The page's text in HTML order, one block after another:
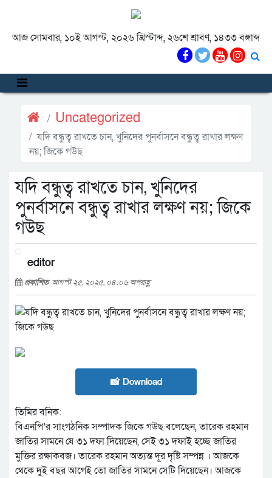
আজ সোমবার, ১০ই আগস্ট, ২০২৬ খ্রিস্টাব্দ, ২৬শে শ্রাবণ, ১৪৩৩ বঙ্গাব্দ
Uncategorized
যদি বন্ধুত্ব রাখতে চান, খুনিদের পুনর্বাসনে বন্ধুত্ব রাখার লক্ষণ
নয়; জিকে গউছ
যদি বন্ধুত্ব রাখতে চান, খুনিদের
পুনর্বাসনে বন্ধুত্ব রাখার লক্ষণ নয়; জিকে
গউছ
editor
প্রকাশিত আগস্ট ২৫, ২০২৫, ০৪:০৬ অপরাহ্ণ
📸 Download
তিমির বনিক:
বিএনপি’র সাংগঠনিক সম্পাদক জিকে গ‌উছ বলেছেন, তারেক রহমান
জাতির সামনে যে ৩১ দফা দিয়েছেন, সেই ৩১ দফাই হচ্ছে জাতির
মুক্তির রক্ষাকবজ। তারেক রহমান অত্যন্ত দূর দৃষ্টি সম্পন্ন । আজকে
থেকে দুই বছর আগেই তো জাতির সামনে সেটি দিয়েছেন। আজকে